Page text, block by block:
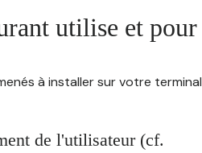
utilise et pour
à installer sur votre terminal
de l'utilisateur (cf.